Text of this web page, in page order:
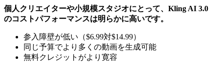
個人クリエイターや小規模スタジオにとって、Kling AI 3.0
のコストパフォーマンスは明らかに高いです。
参入障壁が低い（$6.99対$14.99）
同じ予算でより多くの動画を生成可能
無料クレジットがより寛容